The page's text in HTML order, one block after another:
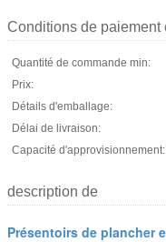
Conditions de paiement
Quantité de commande min:
Prix:
Détails d'emballage:
Délai de livraison:
Capacité d'approvisionnement:
description de
Présentoirs de plancher